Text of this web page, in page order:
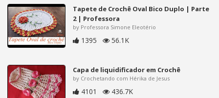
Tapete de Crochê Oval Bico Duplo | Parte
2 | Professora
by Professora Simone Eleotério
1395 56.1K
Capa de liquidificador em Crochê
by Crochetando com Hérika de Jesus
4101 436.7K